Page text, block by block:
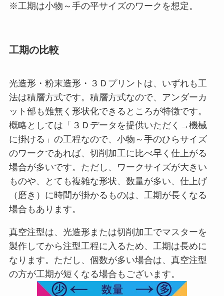
※工期は小物～手の平サイズのワークを想定。
工期の比較
光造形・粉末造形・３Ｄプリントは、いずれも工
法は積層方式です。積層方式なので、アンダーカ
ット部も難無く形状化できるところが特徴です。
概略としては「３Ｄデータを提供いただく→機械
に掛ける」の工程なので、小物～手のひらサイズ
のワークであれば、切削加工に比べ早く仕上がる
場合が多いです。ただし、ワークサイズが大きい
ものや、とても複雑な形状、数量が多い、仕上げ
（磨き）に時間が掛かるものは、工期が長くなる
場合もあります。
真空注型は、光造形または切削加工でマスターを
製作してから注型工程に入るため、工期は長めに
なります。ただし、個数が多い場合は、真空注型
の方が工期が短くなる場合もございます。